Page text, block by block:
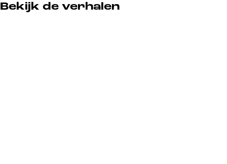
Bekijk de verhalen